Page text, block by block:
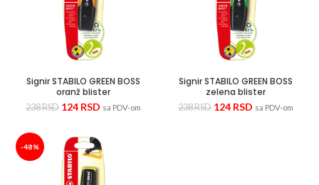
Signir STABILO GREEN BOSS
oranž blister
238RSD 124 RSD sa PDV-om
Signir STABILO GREEN BOSS
zelena blister
238RSD 124 RSD sa PDV-om
-48%